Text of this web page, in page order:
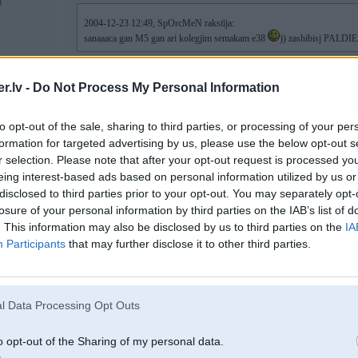
- Do Not Process My Personal Information
opt-out of the sale, sharing to third parties, or processing of your
for targeted advertising by us, please use the below opt-out
selection. Please note that after your opt-out request is processed
interest-based ads based on personal information utilized by us
to third parties prior to your opt-out. You may separately
of your personal information by third parties on the IAB’s list of
This information may also be disclosed by us to third parties on the
Participants that may further disclose it to other third parties.
Data Processing Opt Outs
opt-out of the Sharing of my personal data.
2004-12-23 12:49, SpOrcMeN rakstīja:
sanaaaca gan M5 gan ari kolegjim semakam e38
)) zashibisj
a ti bojalas Par to mp3/video shtelli - ja kas es shodien liidz veelam
da pec jauna gada takad nav laika ar tadam huinjaam njemties, mna
abiem autinjiem bij 2 navigacija, tikai vel nav isti skaidrs kas tie par
nemaz i nost nav janjem
))
-----------------
ІБАШТЕ!!!!! ЗА УКРАЇНУ!!!!!!!